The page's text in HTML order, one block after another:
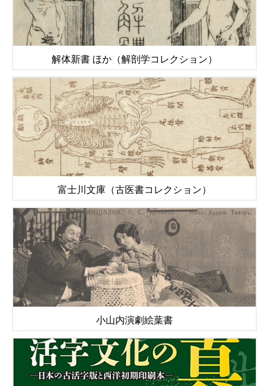
解体新書 ほか（解剖学コレクション）
富士川文庫（古医書コレクション）
小山内演劇絵葉書